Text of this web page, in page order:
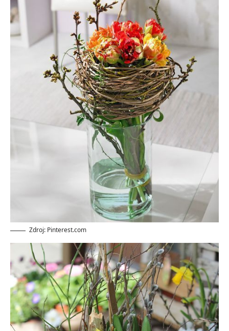
Zdroj: Pinterest.com